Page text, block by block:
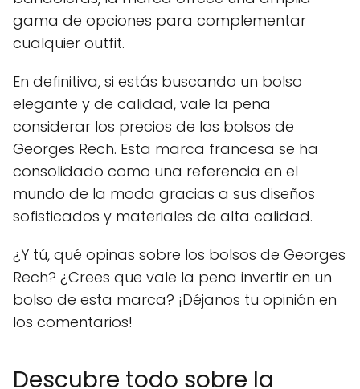
gama de opciones para complementar
cualquier outfit.
En definitiva, si estás buscando un bolso
elegante y de calidad, vale la pena
considerar los precios de los bolsos de
Georges Rech. Esta marca francesa se ha
consolidado como una referencia en el
mundo de la moda gracias a sus diseños
sofisticados y materiales de alta calidad.
¿Y tú, qué opinas sobre los bolsos de Georges
Rech? ¿Crees que vale la pena invertir en un
bolso de esta marca? ¡Déjanos tu opinión en
los comentarios!
Descubre todo sobre la